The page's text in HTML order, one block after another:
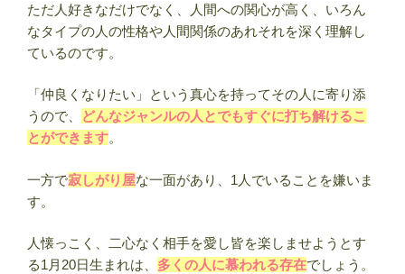
有
名
人
ま
と
め
【誕
日
い】”
の
ただ人好きなだけでなく、人間への関心が高く、いろん
なタイプの人の性格や人間関係のあれそれを深く理解し
ているのです。
「仲良くなりたい」という真心を持ってその人に寄り添
うので、
どんなジャンルの人とでもすぐに打ち解けるこ
とができます。
一方で寂しがり屋な一面があり、1人でいることを嫌いま
す。
人懐っこく、二心なく相手を愛し皆を楽しませようとす
る1月20日生まれは、 多くの人に慕われる存在でしょう。